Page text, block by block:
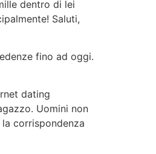
dentro di lei
Saluti,
fino ad oggi.
dating
Uomini non
corrispondenza